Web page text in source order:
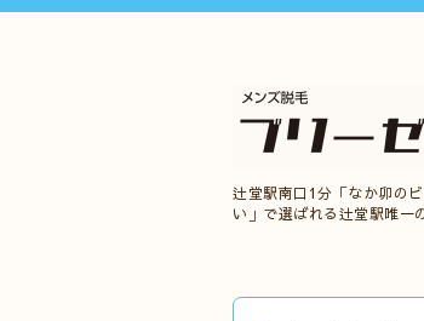
辻堂駅南口1分「なか卯の
い」で選ばれる辻堂駅唯一